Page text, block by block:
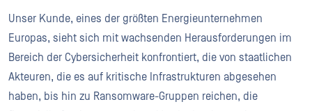
Unser Kunde, eines der größten Energieunternehmen
Europas, sieht sich mit wachsenden Herausforderungen im
Bereich der Cybersicherheit konfrontiert, die von staatlichen
Akteuren, die es auf kritische Infrastrukturen abgesehen
haben, bis hin zu Ransomware-Gruppen reichen, die